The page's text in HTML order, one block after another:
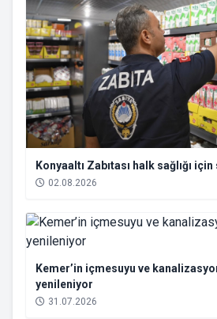
Konyaaltı Zabıtası halk sağlığı
02.08.2026
Kemer’in içmesuyu ve
yenileniyor
31.07.2026